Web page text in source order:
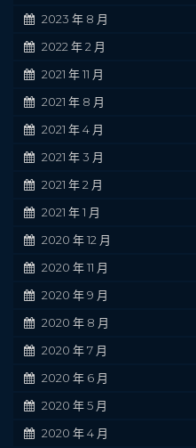
2023 年 8 月
2022 年 2 月
2021 年 11 月
2021 年 8 月
2021 年 4 月
2021 年 3 月
2021 年 2 月
2021 年 1 月
2020 年 12 月
2020 年 11 月
2020 年 9 月
2020 年 8 月
2020 年 7 月
2020 年 6 月
2020 年 5 月
2020 年 4 月